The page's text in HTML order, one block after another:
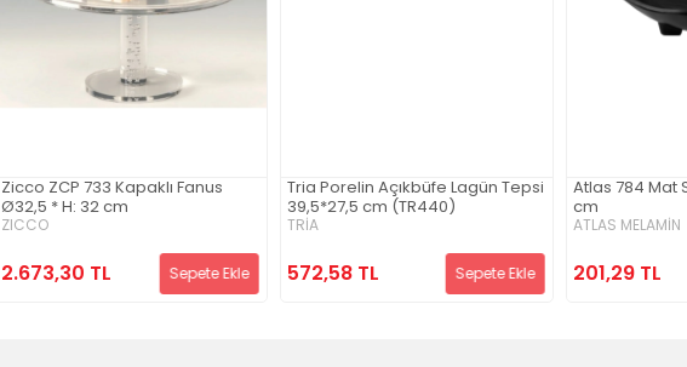
Zicco ZCP 733 Kapaklı Fanus
Ø32,5 * H: 32 cm
ZICCO
2.673,30 TL Sepete Ekle
Tria Porelin Açıkbüfe Lagün Tepsi
39,5*27,5 cm (TR440)
TRİA
572,58 TL Sepete Ekle
Atlas 784 Mat
cm
ATLAS MELAMİN
201,29 TL